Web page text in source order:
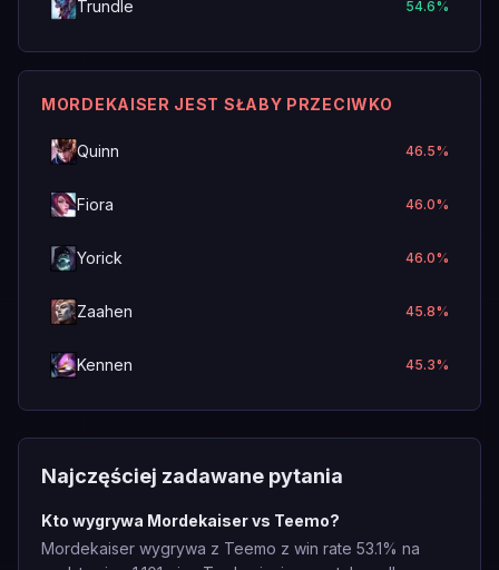
Trundle 54.6%
MORDEKAISER JEST SŁABY PRZECIWKO
Quinn 46.5%
Fiora 46.0%
Yorick 46.0%
Zaahen 45.8%
Kennen 45.3%
Najczęściej zadawane pytania
Kto wygrywa Mordekaiser vs Teemo?
Mordekaiser wygrywa z Teemo z win rate 53.1% na